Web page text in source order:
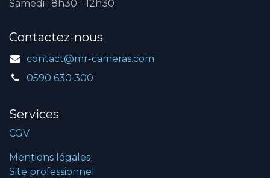
Samedi : 8h30 - 12h30
Contactez-nous
contact@mr-cameras.com
0590 630 300
Services
CGV
Mentions légales
Site professionnel